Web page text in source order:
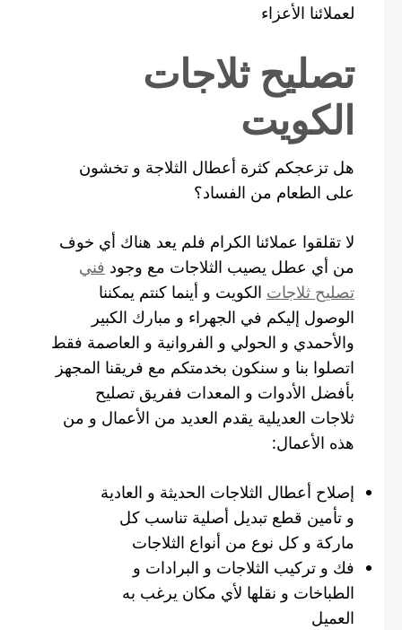
لعملائنا الأعزاء
تصليح ثلاجات
الكويت
هل تزعجكم كثرة أعطال الثلاجة و تخشون
على الطعام من الفساد؟
لا تقلقوا عملائنا الكرام فلم يعد هناك أي خوف
من أي عطل يصيب الثلاجات مع وجود فني
تصليح ثلاجات الكويت و أينما كنتم يمكننا
الوصول إليكم في الجهراء و مبارك الكبير
والأحمدي و الحولي و الفروانية و العاصمة فقط
اتصلوا بنا و سنكون بخدمتكم مع فريقنا المجهز
بأفضل الأدوات و المعدات ففريق تصليح
ثلاجات العديلية يقدم العديد من الأعمال و من
هذه الأعمال:
إصلاح أعطال الثلاجات الحديثة و العادية
و تأمين قطع تبديل أصلية تناسب كل
ماركة و كل نوع من أنواع الثلاجات
فك و تركيب الثلاجات و البرادات و
الطباخات و نقلها لأي مكان يرغب به
العميل